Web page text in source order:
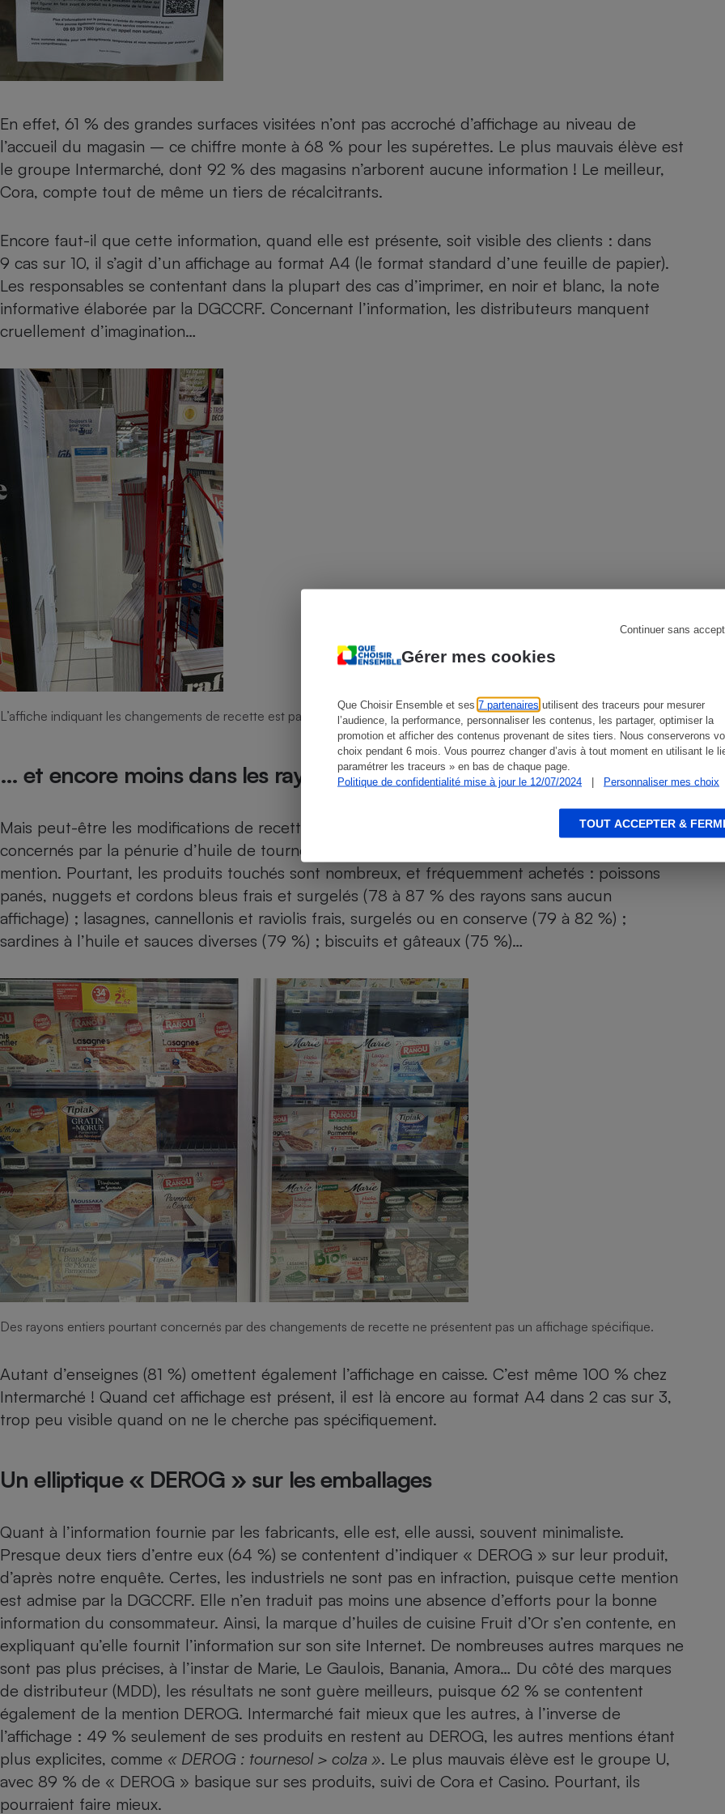
Gérer mes cookies
Que Choisir Ensemble et ses 7 partenaires utilisent des traceurs pour mesurer
l’audience, la performance, personnaliser les contenus, les partager, optimiser la
promotion et afficher des contenus provenant de sites tiers. Nous conserverons
choix pendant 6 mois. Vous pourrez changer d’avis à tout moment en utilisant le
paramétrer les traceurs » en bas de chaque page.
Politique de confidentialité mise à jour le 12/07/2024
| Personnaliser mes choix
Continuer sans
TOUT ACCEPTER &
En effet, 61 % des grandes surfaces visitées n’ont pas accroché d’affichage au niveau de
l’accueil du magasin – ce chiffre monte à 68 % pour les supérettes. Le plus mauvais élève est
le groupe Intermarché, dont 92 % des magasins n’arborent aucune information ! Le meilleur,
Cora, compte tout de même un tiers de récalcitrants.
Encore faut-il que cette information, quand elle est présente, soit visible des clients : dans
9 cas sur 10, il s’agit d’un affichage au format A4 (le format standard d’une feuille de papier).
Les responsables se contentant dans la plupart des cas d’imprimer, en noir et blanc, la note
informative élaborée par la DGCCRF. Concernant l’information, les distributeurs manquent
cruellement d’imagination…
L’affiche indiquant les changements de recette est parfois placée dans un autre rayon que l’alimentaire.
… et encore moins dans les rayons concernés
Mais peut-être les modifications de recettes sont-elles signalées directement dans les rayons
concernés par la pénurie d’huile de tournesol ? Hélas, encore moins : 81 % n’en font aucune
mention. Pourtant, les produits touchés sont nombreux, et fréquemment achetés : poissons
panés, nuggets et cordons bleus frais et surgelés (78 à 87 % des rayons sans aucun
affichage) ; lasagnes, cannellonis et raviolis frais, surgelés ou en conserve (79 à 82 %) ;
sardines à l’huile et sauces diverses (79 %) ; biscuits et gâteaux (75 %)…
Des rayons entiers pourtant concernés par des changements de recette ne présentent pas un affichage spécifique.
Autant d’enseignes (81 %) omettent également l’affichage en caisse. C’est même 100 % chez
Intermarché ! Quand cet affichage est présent, il est là encore au format A4 dans 2 cas sur 3,
trop peu visible quand on ne le cherche pas spécifiquement.
Un elliptique « DEROG » sur les emballages
Quant à l’information fournie par les fabricants, elle est, elle aussi, souvent minimaliste.
Presque deux tiers d’entre eux (64 %) se contentent d’indiquer « DEROG » sur leur produit,
d’après notre enquête. Certes, les industriels ne sont pas en infraction, puisque cette mention
est admise par la DGCCRF. Elle n’en traduit pas moins une absence d’efforts pour la bonne
information du consommateur. Ainsi, la marque d’huiles de cuisine Fruit d’Or s’en contente, en
expliquant qu’elle fournit l’information sur son site Internet. De nombreuses autres marques ne
sont pas plus précises, à l’instar de Marie, Le Gaulois, Banania, Amora… Du côté des marques
de distributeur (MDD), les résultats ne sont guère meilleurs, puisque 62 % se contentent
également de la mention DEROG. Intermarché fait mieux que les autres, à l’inverse de
l’affichage : 49 % seulement de ses produits en restent au DEROG, les autres mentions étant
plus explicites, comme « DEROG : tournesol > colza ». Le plus mauvais élève est le groupe U,
avec 89 % de « DEROG » basique sur ses produits, suivi de Cora et Casino. Pourtant, ils
pourraient faire mieux.
Climatiseur -
Ventilateur
Aspirateur
Antivirus
Climatiseur -
Ventilateur
Lessive